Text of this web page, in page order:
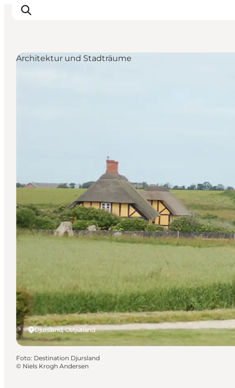
Djursland, Ostjütland
Architektur und Stadträume
Foto: Destination Djursland
© Niels Krogh Andersen